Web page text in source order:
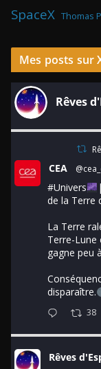
SpaceX Thomas
Mes posts sur
Rêves
CEA
#Univers |
de la Terre
La Terre
Terre-Lune
gagne peu
disparaître.
38
Rêves